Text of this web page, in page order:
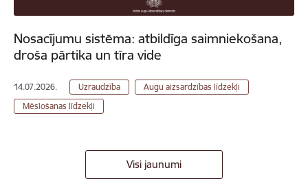
Nosacījumu sistēma: atbildīga saimniekošana,
droša pārtika un tīra vide
14.07.2026. Uzraudzība
Augu aizsardzības līdzekļi
Mēslošanas līdzekļi
Visi jaunumi